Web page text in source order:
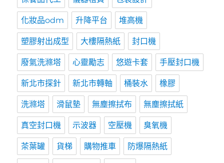
化妝品odm 升降平台 堆高機
塑膠射出成型 大樓隔熱紙 封口機
廢氣洗滌塔 心靈勵志 悠遊卡套 手壓封口機
新北市探針 新北市轉軸 桶裝水 橡膠
洗滌塔 滑鼠墊 無塵擦拭布 無塵擦拭紙
真空封口機 示波器 空壓機 臭氧機
茶葉罐 貨梯 購物推車 防爆隔熱紙